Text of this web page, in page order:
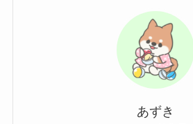
あずき